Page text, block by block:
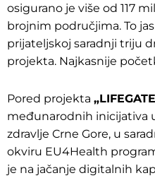
osigurano je više od 117
brojnim područjima. To
prijateljskoj saradnji triju
projekta. Najkasnije
Pored projekta
međunarodnih inicijativa
zdravlje Crne Gore, u
okviru EU4Health
je na jačanje digitalnih